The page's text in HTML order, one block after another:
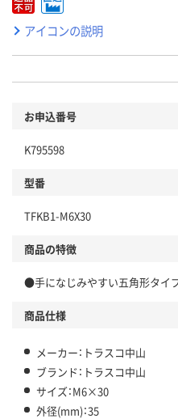
アイコンの説明
お申込番号
K795598
型番
TFKB1-M6X30
商品の特徴
●手になじみやすい五角形タイ
商品仕様
メーカー：トラスコ中山
ブランド：トラスコ中山
サイズ：M6×30
外径(mm)：35